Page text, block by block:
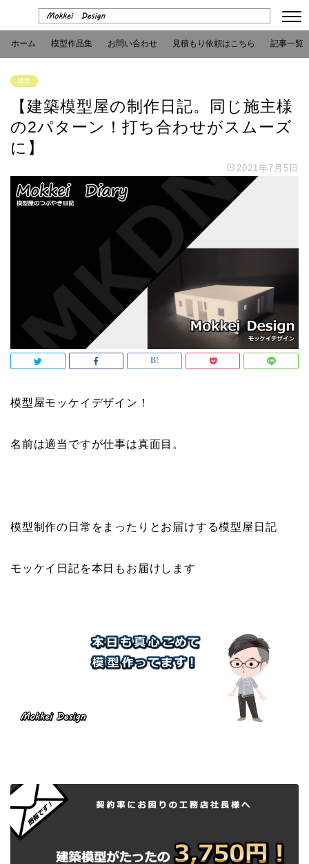
ホーム 模型作品集 お問い合わせ 見積もり依頼はこちら 記事一覧
模型
【建築模型屋の制作日記。同じ施主様
の2パターン！打ち合わせがスムーズ
に】
2021年7月5日
模型屋モッケイデザイン！
名前は適当ですが仕事は真面目。
模型制作の日常をまったりとお届けする模型屋日記
モッケイ日記を本日もお届けします